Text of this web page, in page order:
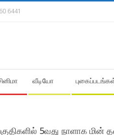
6441
வீடியோ
5வது நாளாக மின்